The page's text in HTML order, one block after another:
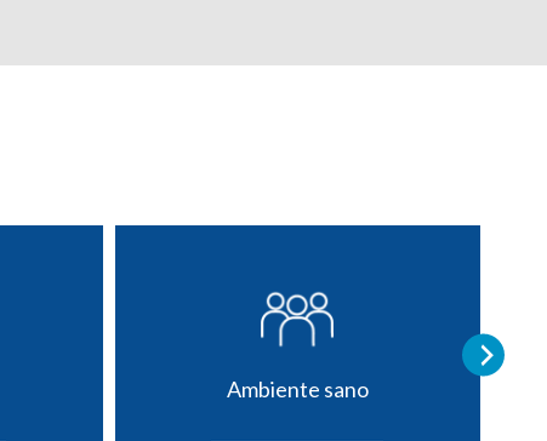
Ambiente sano